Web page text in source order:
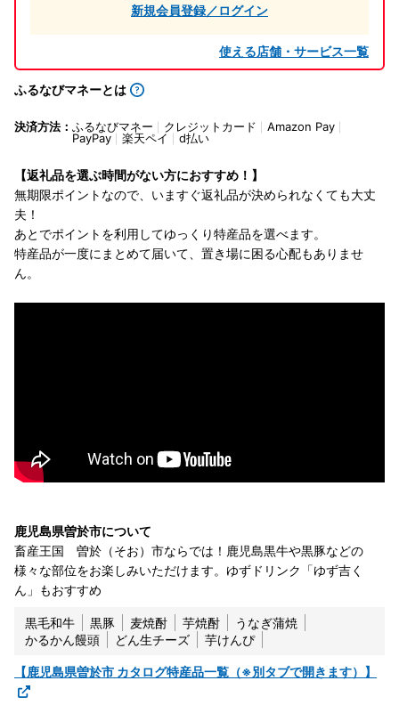
新規会員登録／ログイン
使える店舗・サービス一覧
ふるなびマネーとは
決済方法： ふるなびマネー クレジットカード
Amazon Pay
PayPay
楽天ペイ d払い
【返礼品を選ぶ時間がない方におすすめ！】
無期限ポイントなので、いますぐ返礼品が決められなくても大丈
夫！
あとでポイントを利用してゆっくり特産品を選べます。
特産品が一度にまとめて届いて、置き場に困る心配もありませ
ん。
鹿児島県曽於市について
畜産王国 曽於（そお）市ならでは！鹿児島黒牛や黒豚などの
様々な部位をお楽しみいただけます。ゆずドリンク「ゆず吉く
ん」もおすすめ
黒毛和牛 黒豚 麦焼酎 芋焼酎
うなぎ蒲焼
かるかん饅頭
どん生チーズ 芋けんぴ
【鹿児島県曽於市 カタログ特産品一覧（※別タブで開きます）】